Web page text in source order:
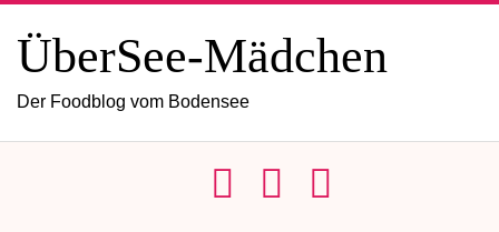
ÜberSee-Mädchen
Der Foodblog vom Bodensee